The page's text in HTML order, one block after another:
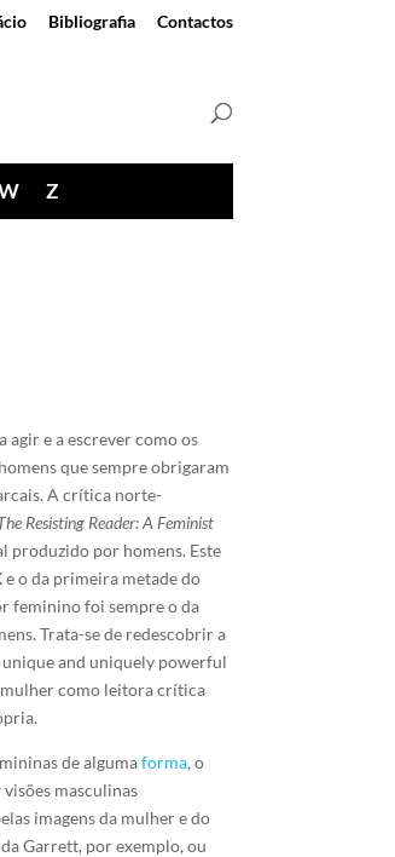
Bibliografia Contactos
Z
agir e a escrever como os
que sempre obrigaram
A crítica norte-
Resisting Reader: A Feminist
produzido por homens. Este
o da primeira metade do
feminino foi sempre o da
Trata-se de redescobrir a
unique and uniquely powerful
mulher como leitora crítica
de algumaforma, o
masculinas
imagens da mulher e do
Garrett, por exemplo, ou